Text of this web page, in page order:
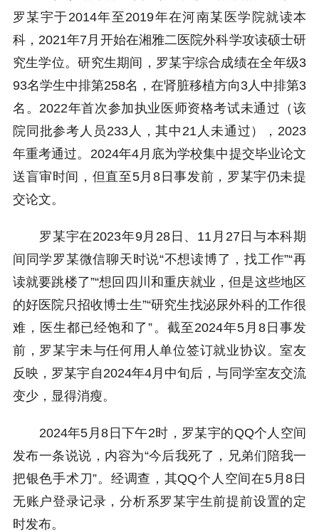
罗某宇于2014年至2019年在河南某医学院就读本
科，2021年7月开始在湘雅二医院外科学攻读硕士研
究生学位。研究生期间，罗某宇综合成绩在全年级3
93名学生中排第258名，在肾脏移植方向3人中排第3
名。2022年首次参加执业医师资格考试未通过（该
院同批参考人员233人，其中21人未通过），2023
年重考通过。2024年4月底为学校集中提交毕业论文
送盲审时间，但直至5月8日事发前，罗某宇仍未提
交论文。
罗某宇在2023年9月28日、11月27日与本科期
间同学罗某微信聊天时说“不想读博了，找工作”“再
读就要跳楼了”“想回四川和重庆就业，但是这些地区
的好医院只招收博士生”“研究生找泌尿外科的工作很
难，医生都已经饱和了”。截至2024年5月8日事发
前，罗某宇未与任何用人单位签订就业协议。室友
反映，罗某宇自2024年4月中旬后，与同学室友交流
变少，显得消瘦。
2024年5月8日下午2时，罗某宇的QQ个人空间
发布一条说说，内容为“今后我死了，兄弟们陪我一
把银色手术刀”。经调查，其QQ个人空间在5月8日
无账户登录记录，分析系罗某宇生前提前设置的定
时发布。